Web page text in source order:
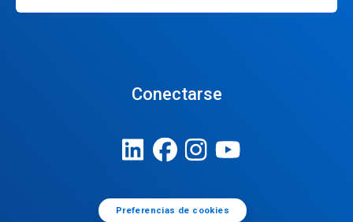
Conectarse
Preferencias de cookies